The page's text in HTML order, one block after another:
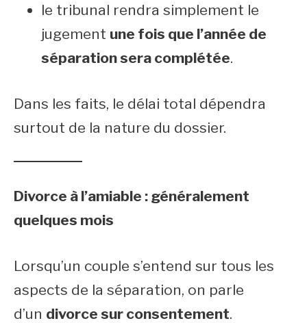
le tribunal rendra simplement le
jugement une fois que l’année de
séparation sera complétée.
Dans les faits, le délai total dépendra
surtout de la nature du dossier.
Divorce à l’amiable : généralement
quelques mois
Lorsqu’un couple s’entend sur tous les
aspects de la séparation, on parle
d’un divorce sur consentement.